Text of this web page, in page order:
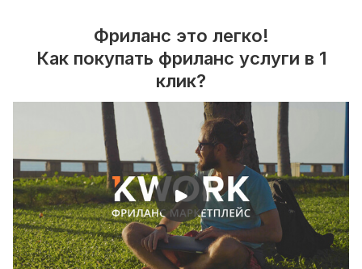
Фриланс это легко!
Как покупать фриланс услуги в 1
клик?